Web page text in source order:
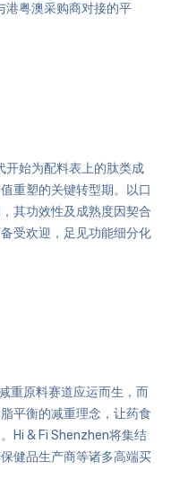
港粤澳采购商对接的平
开始为配料表上的肽类成
重塑的关键转型期。以口
其功效性及成熟度因契合
受欢迎，足见功能细分化
重原料赛道应运而生，而
平衡的减重理念，让药食
Hi & Fi Shenzhen将集结
健品生产商等诸多高端买